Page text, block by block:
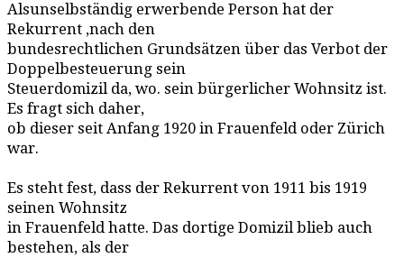
Alsunselbständig erwerbende Person hat der
Rekurrent ,nach den
bundesrechtlichen Grundsätzen über das Verbot der
Doppelbesteuerung sein
Steuerdomizil da, wo. sein bürgerlicher Wohnsitz ist.
Es fragt sich daher,
ob dieser seit Anfang 1920 in Frauenfeld oder Zürich
war.
Es steht fest, dass der Rekurrent von 1911 bis 1919
seinen Wohnsitz
in Frauenfeld hatte. Das dortige Domizil blieb auch
bestehen, als der